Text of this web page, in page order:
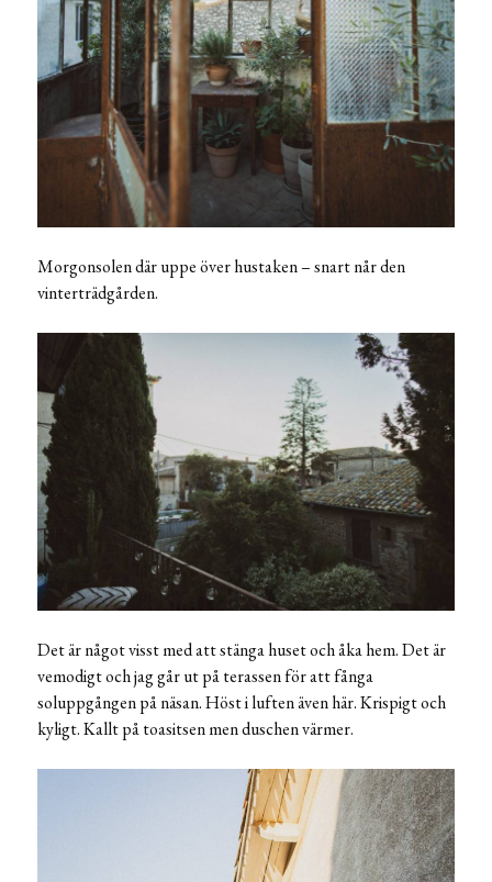
Morgonsolen där uppe över hustaken – snart når den
vinterträdgården.
Det är något visst med att stänga huset och åka hem. Det är
vemodigt och jag går ut på terassen för att fånga
soluppgången på näsan. Höst i luften även här. Krispigt och
kyligt. Kallt på toasitsen men duschen värmer.